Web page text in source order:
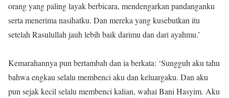
orang yang paling layak berbicara, mendengarkan pandanganku
serta menerima nasihatku. Dan mereka yang kusebutkan itu
setelah Rasulullah jauh lebih baik darimu dan dari ayahmu.’
Kemarahannya pun bertambah dan ia berkata: ‘Sungguh aku tahu
bahwa engkau selalu membenci aku dan keluargaku. Dan aku
pun sejak kecil selalu membenci kalian, wahai Bani Hasyim. Aku